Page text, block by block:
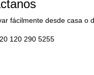
fácilmente desde casa o
120 290 5255